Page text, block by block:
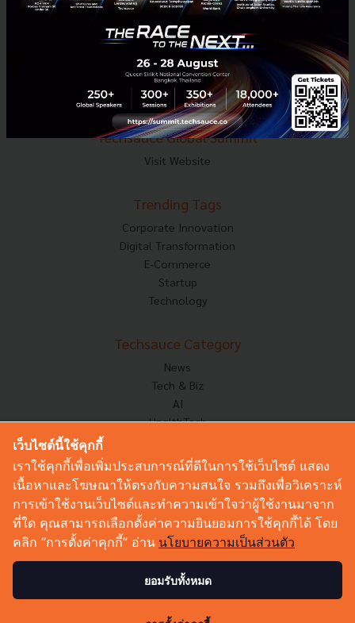
Techsauce Media
About Techsauce
Techsauce Services
Privacy Policy
ส่งบทความ
Techsauce Global Summit
Visit Website
Trending Tags
Corporate Innovation
Digital Transformation
E-Commerce
Startup
Technology
Techsauce Category
News
Tech & Biz
AI
HealthTech
Corp Innov
Saucy Thoughts
Sustainable
Videos
Podcast
เว็บไซต์นี้ใช้คุกกี้
เราใช้คุกกี้เพื่อเพิ่มประสบการณ์ที่ดีในการใช้เว็บไซต์ แสดง
เนื้อหาและโฆษณาให้ตรงกับความสนใจ รวมถึงเพื่อวิเคราะห์
การเข้าใช้งานเว็บไซต์และทำความเข้าใจว่าผู้ใช้งานมาจาก
ที่ใด คุณสามารถเลือกตั้งค่าความยินยอมการใช้คุกกี้ได้ โดย
คลิก “การตั้งค่าคุกกี้” อ่าน นโยบายความเป็นส่วนตัว
ยอมรับทั้งหมด